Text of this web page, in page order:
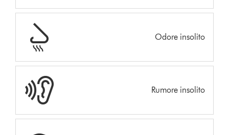
Odore insolito
Rumore insolito